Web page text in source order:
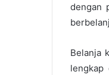
dengan
Belanja
lengkap